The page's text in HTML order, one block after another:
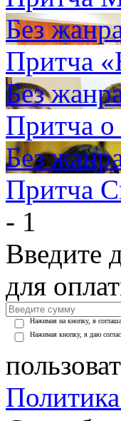
Без
Притча
Без
Притча о
Без
Притча
- 1
Введите
для
Нажимая на кнопку, я
Нажимая кнопку, я даю